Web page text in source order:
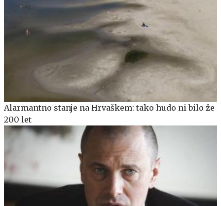
Alarmantno stanje na Hrvaškem: tako hudo ni bilo že
200 let